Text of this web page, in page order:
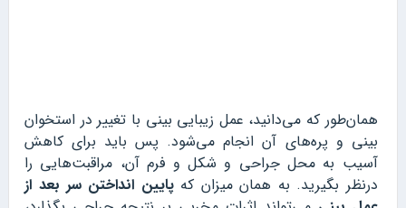
همان‌طور که می‌دانید، عمل زیبایی بینی با تغییر در استخوان
بینی و پره‌های آن انجام می‌شود. پس باید برای کاهش
آسیب به محل جراحی و شکل و فرم آن، مراقبت‌هایی را
درنظر بگیرید. به همان میزان کهپایین انداختن سر بعد از